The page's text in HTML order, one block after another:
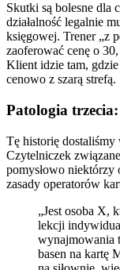
Skutki są bolesne dla
działalność legalnie
księgowej. Trener „z
zaoferować cenę o
Klient idzie tam,
cenowo z szarą strefą.
Patologia
Tę historię
Czytelniczek
pomysłowo niektórzy
zasady operatorów
„Jest osoba X,
lekcji
wynajmowania
basen na kartę